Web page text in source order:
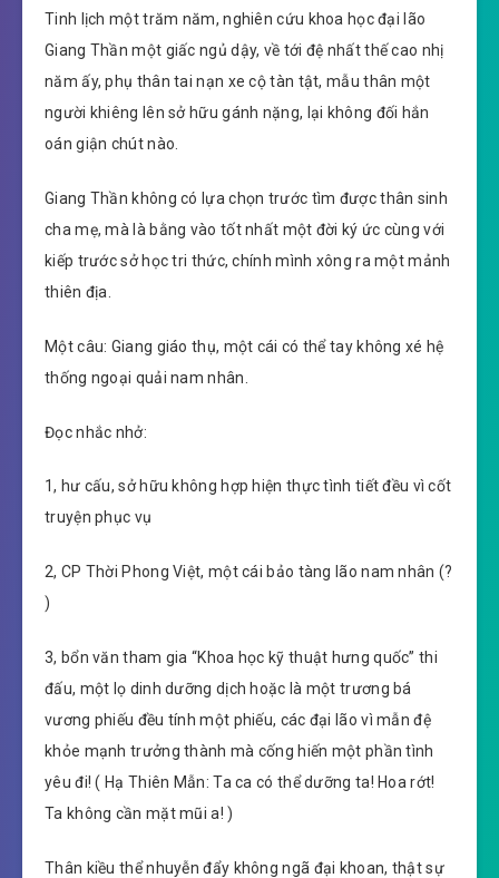
Tinh lịch một trăm năm, nghiên cứu khoa học đại lão
Giang Thần một giấc ngủ dậy, về tới đệ nhất thế cao nhị
năm ấy, phụ thân tai nạn xe cộ tàn tật, mẫu thân một
người khiêng lên sở hữu gánh nặng, lại không đối hắn
oán giận chút nào.
Giang Thần không có lựa chọn trước tìm được thân sinh
cha mẹ, mà là bằng vào tốt nhất một đời ký ức cùng với
kiếp trước sở học tri thức, chính mình xông ra một mảnh
thiên địa.
Một câu: Giang giáo thụ, một cái có thể tay không xé hệ
thống ngoại quải nam nhân.
Đọc nhắc nhở:
1, hư cấu, sở hữu không hợp hiện thực tình tiết đều vì cốt
truyện phục vụ
2, CP Thời Phong Việt, một cái bảo tàng lão nam nhân (?
)
3, bổn văn tham gia “Khoa học kỹ thuật hưng quốc” thi
đấu, một lọ dinh dưỡng dịch hoặc là một trương bá
vương phiếu đều tính một phiếu, các đại lão vì mẫn đệ
khỏe mạnh trưởng thành mà cống hiến một phần tình
yêu đi! ( Hạ Thiên Mẫn: Ta ca có thể dưỡng ta! Hoa rớt!
Ta không cần mặt mũi a! )
Thân kiều thể nhuyễn đẩy không ngã đại khoan, thật sự